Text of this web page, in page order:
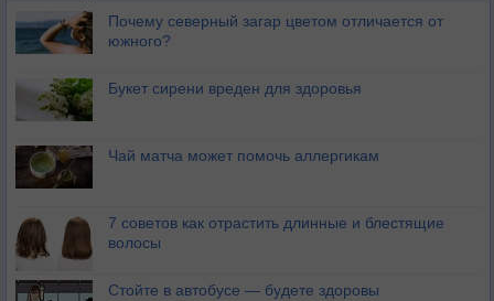
Почему северный загар цветом отличается от
южного?
Букет сирени вреден для здоровья
Чай матча может помочь аллергикам
7 советов как отрастить длинные и блестящие
волосы
Стойте в автобусе — будете здоровы